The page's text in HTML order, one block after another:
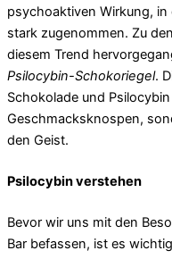
psychoaktiven Wirkung, in
stark zugenommen. Zu
diesem Trend
Psilocybin-Schokoriegel.
Schokolade und
Geschmacksknospen,
den Geist.
Psilocybin verstehen
Bevor wir uns mit den
Bar befassen, ist es